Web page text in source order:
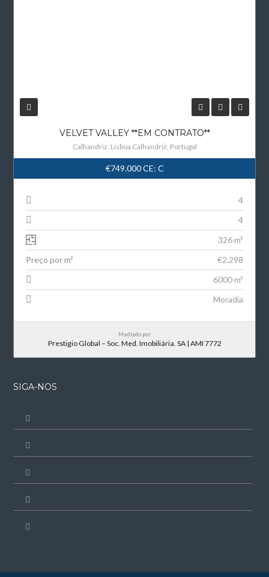
VELVET VALLEY **EM CONTRATO**
Calhandriz, Lisboa Calhandriz, Portugal
€749.000CE: C
4
4
326 m²
Preço por m²
€2.298
6000 m²
Moradia
Mediado por
Prestigio Global – Soc. Med. Imobiliária. SA | AMI 7772
SIGA-NOS